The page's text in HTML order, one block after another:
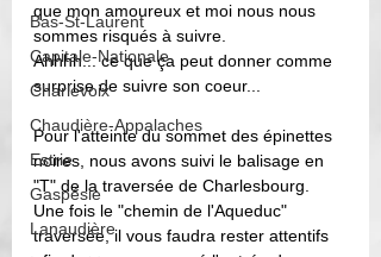
Bas-St-Laurent
Capitale-Nationale
Charlevoix
Chaudière-Appalaches
Estrie
Gaspésie
Lanaudière
que mon amoureux et moi nous nous
sommes risqués à suivre.
Ahhhh... ce que ça peut donner comme
surprise de suivre son coeur...
Pour l'atteinte du sommet des épinettes
noires, nous avons suivi le balisage en
"T" de la traversée de Charlesbourg.
Une fois le "chemin de l'Aqueduc"
traversée, il vous faudra rester attentifs